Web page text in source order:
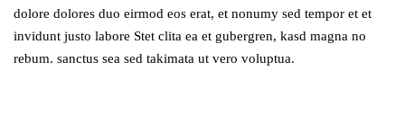
dolore dolores duo eirmod eos erat, et nonumy sed tempor et et
invidunt justo labore Stet clita ea et gubergren, kasd magna no
rebum. sanctus sea sed takimata ut vero voluptua.